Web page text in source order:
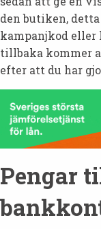
den butiken,
kampanjkod eller
tillbaka kommer
efter att du har
Pengar